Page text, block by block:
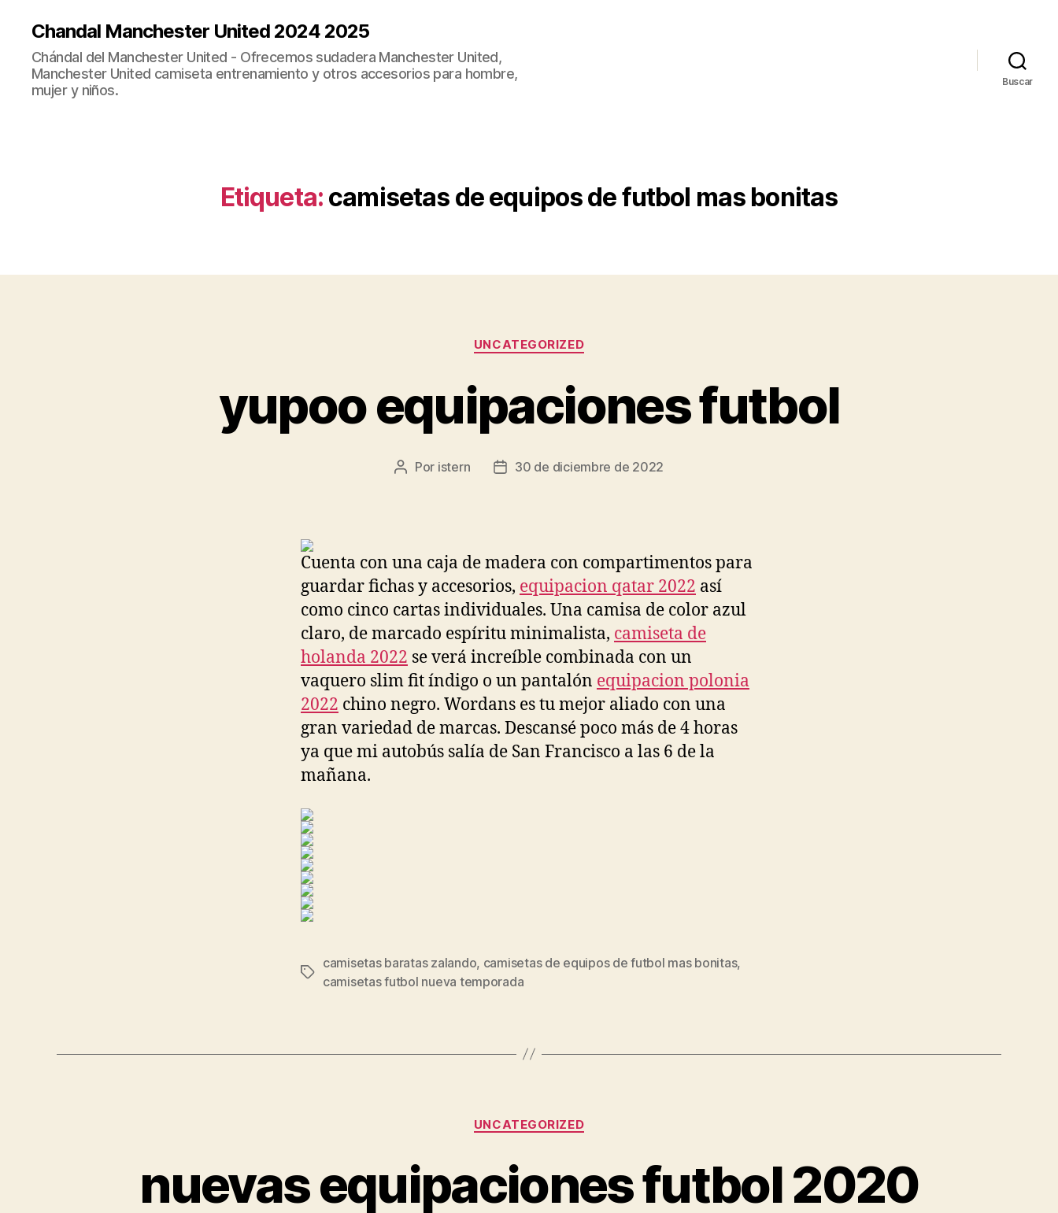
Chandal Manchester United 2024 2025
Chándal del Manchester United - Ofrecemos sudadera Manchester United,
Manchester United camiseta entrenamiento y otros accesorios para hombre,
mujer y niños.
Buscar
Etiqueta: camisetas de equipos de futbol mas bonitas
Categorías
UNCATEGORIZED
yupoo equipaciones futbol
Autor
Por istern
Fecha30 de diciembre de 2022
Cuenta con una caja de madera con compartimentos para
guardar fichas y accesorios, equipacion qatar 2022 así
como cinco cartas individuales. Una camisa de color azul
claro, de marcado espíritu minimalista, camiseta de
holanda 2022 se verá increíble combinada con un
vaquero slim fit índigo o un pantalón equipacion polonia
2022 chino negro. Wordans es tu mejor aliado con una
gran variedad de marcas. Descansé poco más de 4 horas
ya que mi autobús salía de San Francisco a las 6 de la
mañana.
Etiquetas
camisetas baratas zalando, camisetas de equipos de futbol mas bonitas,
camisetas futbol nueva temporada
Categorías
UNCATEGORIZED
nuevas equipaciones futbol 2020